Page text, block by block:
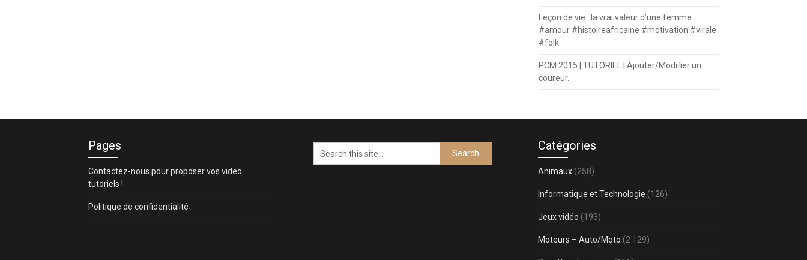
Leçon de vie : la vrai valeur d’une femme
#amour #histoireafricaine #motivation #virale
#folk
PCM 2015 | TUTORIEL | Ajouter/Modifier un
coureur.
Pages
Contactez-nous pour proposer vos video
tutoriels !
Politique de confidentialité
Catégories
Animaux (258)
Informatique et Technologie (126)
Jeux vidéo (193)
Moteurs – Auto/Moto (2 129)